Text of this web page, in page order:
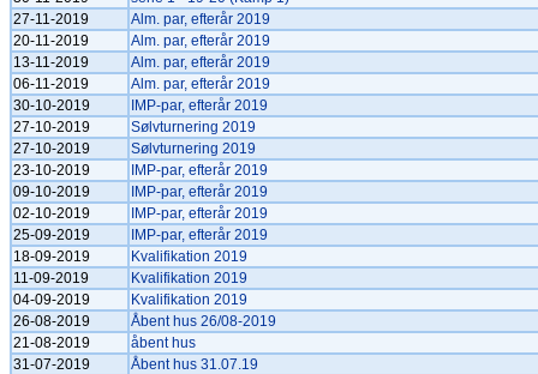
27-11-2019
Alm. par, efterår 2019
20-11-2019
Alm. par, efterår 2019
13-11-2019
Alm. par, efterår 2019
06-11-2019
Alm. par, efterår 2019
30-10-2019
IMP-par, efterår 2019
27-10-2019
Sølvturnering 2019
27-10-2019
Sølvturnering 2019
23-10-2019
IMP-par, efterår 2019
09-10-2019
IMP-par, efterår 2019
02-10-2019
IMP-par, efterår 2019
25-09-2019
IMP-par, efterår 2019
18-09-2019
Kvalifikation 2019
11-09-2019
Kvalifikation 2019
04-09-2019
Kvalifikation 2019
26-08-2019
Åbent hus 26/08-2019
21-08-2019
åbent hus
31-07-2019
Åbent hus 31.07.19